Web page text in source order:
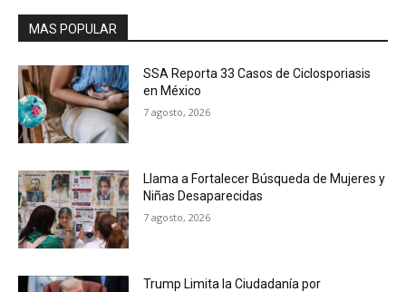
MAS POPULAR
SSA Reporta 33 Casos de Ciclosporiasis
en México
7 agosto, 2026
Llama a Fortalecer Búsqueda de Mujeres y
Niñas Desaparecidas
7 agosto, 2026
Trump Limita la Ciudadanía por